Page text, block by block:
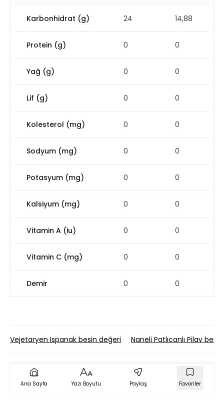
Karbonhidrat (g) 24 14,88
Protein (g) 0 0
Yağ (g) 0 0
Lif (g) 0 0
Kolesterol (mg) 0 0
Sodyum (mg) 0 0
Potasyum (mg) 0 0
Kalsiyum (mg) 0 0
Vitamin A (iu) 0 0
Vitamin C (mg) 0 0
Demir 0 0
Vejetaryen Ispanak besin değeri Naneli Patlıcanlı Pilav
Ana Sayfa Yazı Boyutu Paylaş Favoriler